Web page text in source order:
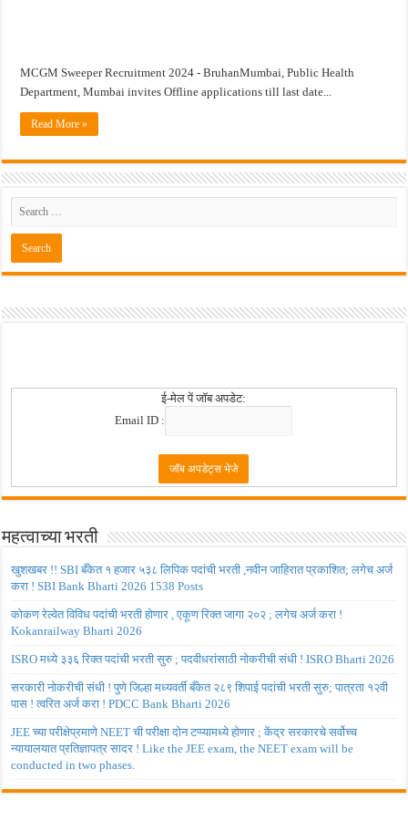
MCGM Sweeper Recruitment 2024 - BruhanMumbai, Public Health
Department, Mumbai invites Offline applications till last date...
Read More »
ई-मेल पें जॉब अपडेट:
Email ID :
महत्वाच्या भरती
खुशखबर !! SBI बँकेत १ हजार ५३८ लिपिक पदांची भरती ,नवीन जाहिरात प्रकाशित; लगेच अर्ज
करा ! SBI Bank Bharti 2026 1538 Posts
कोकण रेल्वेत विविध पदांची भरती होणार , एकूण रिक्त जागा २०२ ; लगेच अर्ज करा !
Kokanrailway Bharti 2026
ISRO मध्ये ३३६ रिक्त पदांची भरती सुरु ; पदवीधरांसाठी नोकरीची संधी ! ISRO Bharti 2026
सरकारी नोकरीची संधी ! पुणे जिल्हा मध्यवर्ती बँकेत २८९ शिपाई पदांची भरती सुरु; पात्रता १२वी
पास ! त्वरित अर्ज करा ! PDCC Bank Bharti 2026
JEE च्या परीक्षेप्रमाणे NEET ची परीक्षा दोन टप्प्यामध्ये होणार ; केंद्र सरकारचे सर्वोच्च
न्यायालयात प्रतिज्ञापत्र सादर ! Like the JEE exam, the NEET exam will be
conducted in two phases.